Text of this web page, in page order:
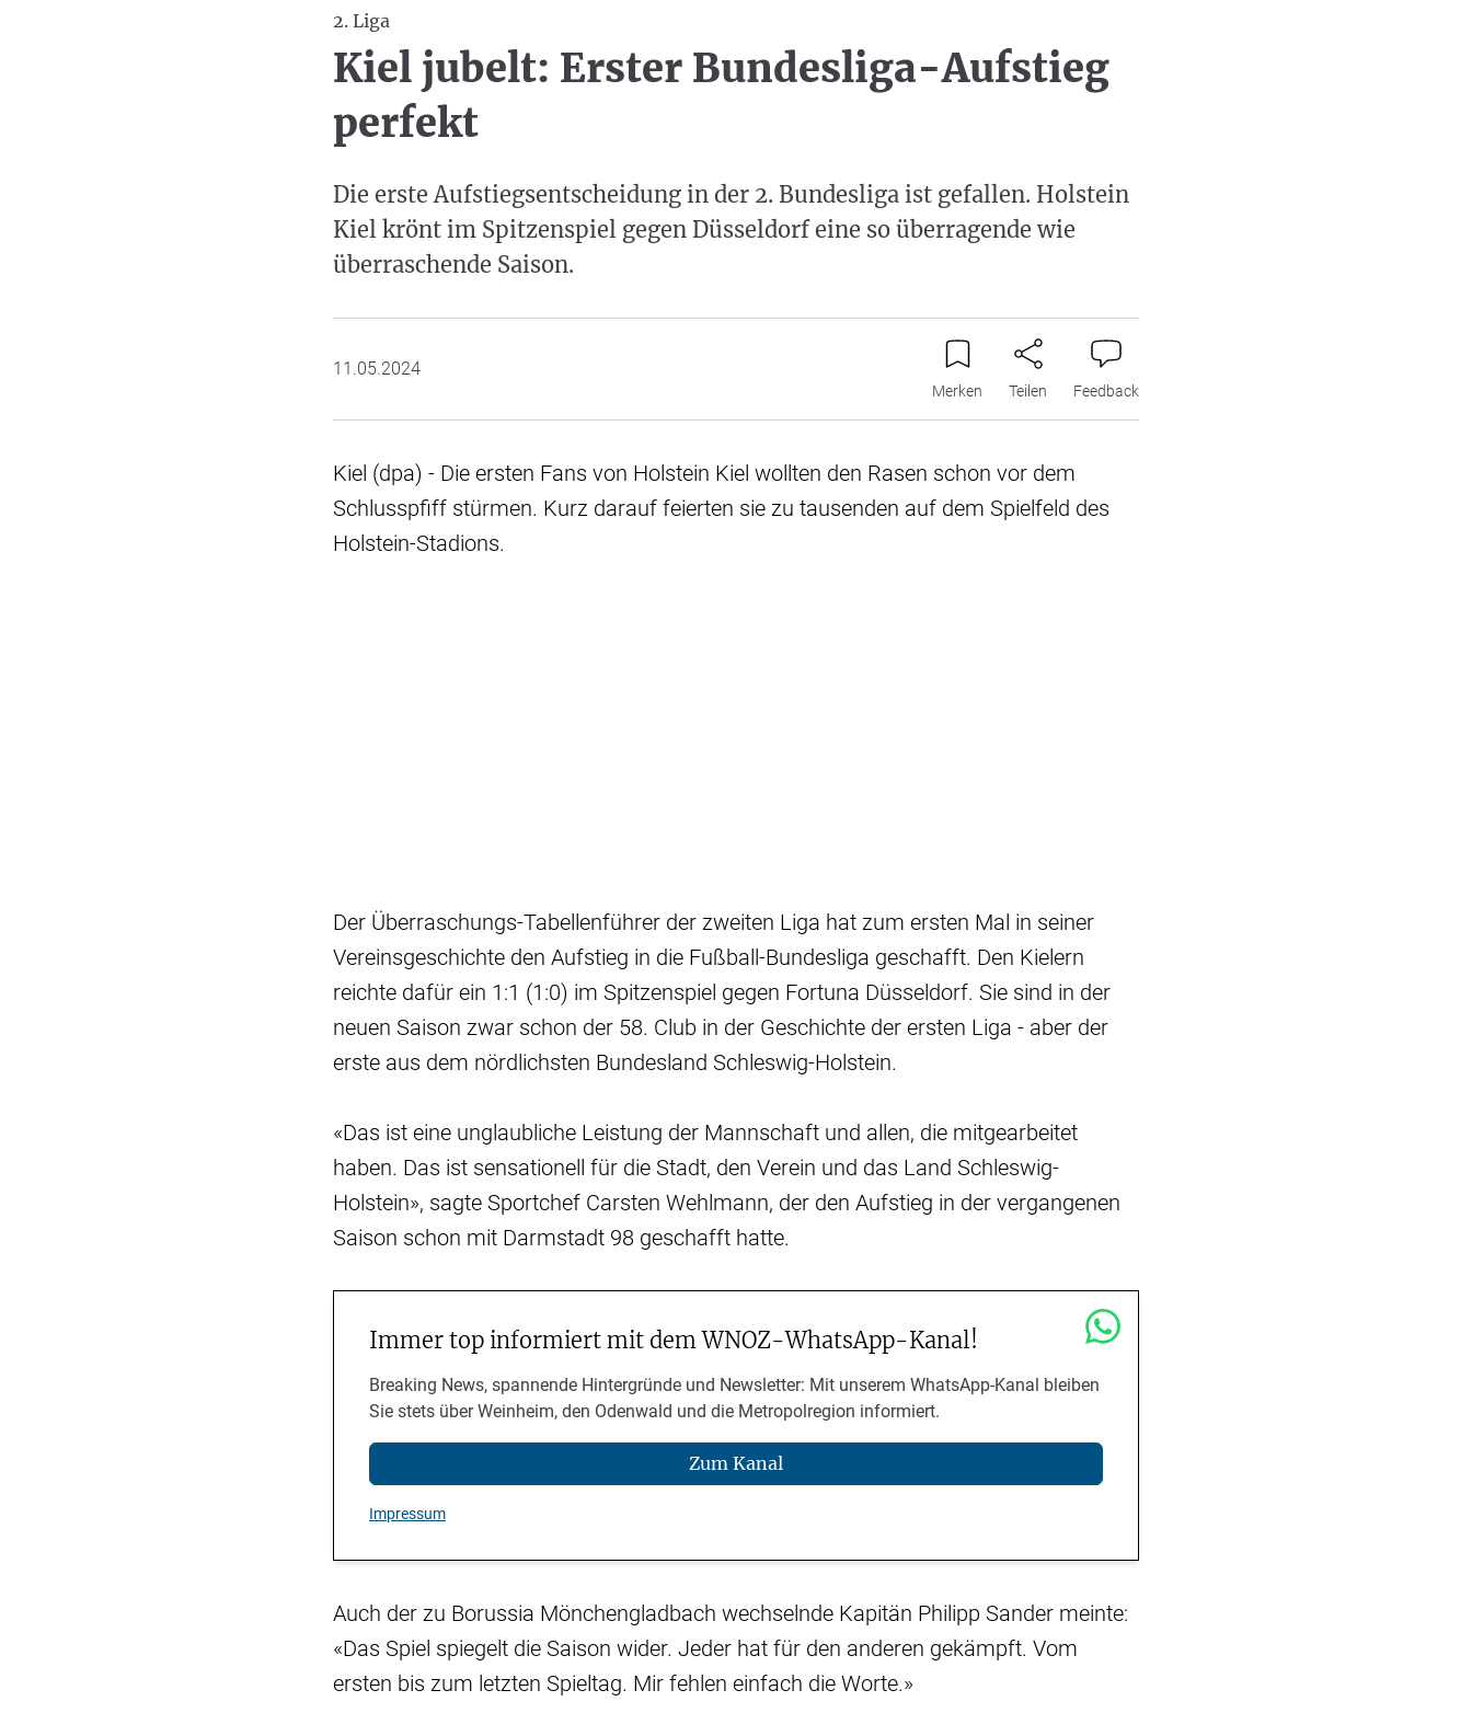
2. Liga
Kiel jubelt: Erster Bundesliga-Aufstieg
perfekt
Die erste Aufstiegsentscheidung in der 2. Bundesliga ist gefallen. Holstein
Kiel krönt im Spitzenspiel gegen Düsseldorf eine so überragende wie
überraschende Saison.
11.05.2024
Merken Teilen Feedback
Kiel (dpa) - Die ersten Fans von Holstein Kiel wollten den Rasen schon vor dem
Schlusspfiff stürmen. Kurz darauf feierten sie zu tausenden auf dem Spielfeld des
Holstein-Stadions.
Der Überraschungs-Tabellenführer der zweiten Liga hat zum ersten Mal in seiner
Vereinsgeschichte den Aufstieg in die Fußball-Bundesliga geschafft. Den Kielern
reichte dafür ein 1:1 (1:0) im Spitzenspiel gegen Fortuna Düsseldorf. Sie sind in der
neuen Saison zwar schon der 58. Club in der Geschichte der ersten Liga - aber der
erste aus dem nördlichsten Bundesland Schleswig-Holstein.
«Das ist eine unglaubliche Leistung der Mannschaft und allen, die mitgearbeitet
haben. Das ist sensationell für die Stadt, den Verein und das Land Schleswig-
Holstein», sagte Sportchef Carsten Wehlmann, der den Aufstieg in der vergangenen
Saison schon mit Darmstadt 98 geschafft hatte.
Immer top informiert mit dem WNOZ-WhatsApp-Kanal!
Breaking News, spannende Hintergründe und Newsletter: Mit unserem WhatsApp-Kanal bleiben
Sie stets über Weinheim, den Odenwald und die Metropolregion informiert.
Zum Kanal
Impressum
Auch der zu Borussia Mönchengladbach wechselnde Kapitän Philipp Sander meinte:
«Das Spiel spiegelt die Saison wider. Jeder hat für den anderen gekämpft. Vom
ersten bis zum letzten Spieltag. Mir fehlen einfach die Worte.»